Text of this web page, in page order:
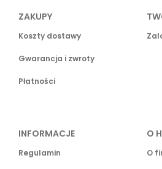
ZAKUPY
Koszty dostawy
Gwarancja i zwroty
Płatności
INFORMACJE
Regulamin
O
O